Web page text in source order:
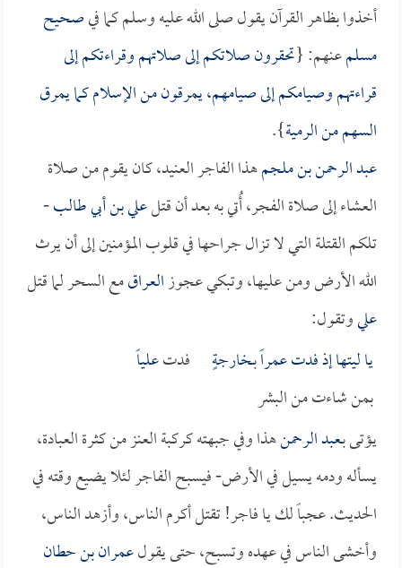
أخذوا بظاهر القرآن يقول صلى الله عليه وسلم كما فيصحيح
مسلمعنهم: {تحقرون صلاتكم إلى صلاتهم وقراءتكم إلى
قراءتهم وصيامكم إلى صيامهم، يمرقون من الإسلام كما يمرق
السهم من الرمية}.
عبد الرحمن بن ملجمهذا الفاجر العنيد، كان يقوم من صلاة
العشاء إلى صلاة الفجر، أُتي به بعد أن قتلعلي بن أبي طالب-
تلكم القتلة التي لا تزال جراحها في قلوب المؤمنين إلى أن يرث
الله الأرض ومن عليها، وتبكي عجوزالعراقمع السحر لما قتل
عليوتقول:
يا ليتها إذ فدتعمراًبـخارجةٍ فدتعلياً
بمن شاءت من البشر
يؤتى بـعبد الرحمنهذا وفي جبهته كركبة العنز من كثرة العبادة،
يسأله ودمه يسيل في الأرض- فيسبح الفاجر لئلا يضيع وقته في
الحديث. عجباً لك يا فاجر! تقتل أكرم الناس، وأزهد الناس،
وأخشى الناس في عهده وتسبح، حتى يقولعمران بن حطان